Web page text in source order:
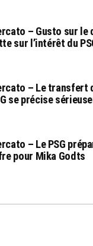
– Gusto sur le
sur l’intérêt du
– Le transfert
se précise
– Le PSG
pour Mika Godts